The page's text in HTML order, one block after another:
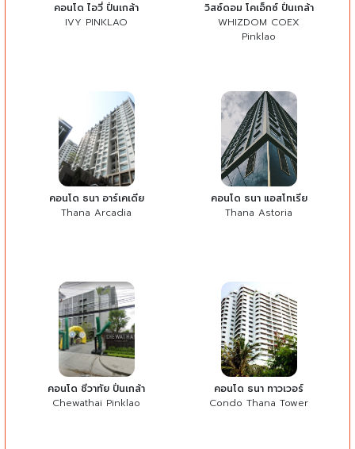
คอนโด ไอวี่ ปิ่นเกล้า
IVY PINKLAO
วิสซ์ดอม โคเอ็กซ์ ปิ่นเกล้า
WHIZDOM COEX
Pinklao
คอนโด ธนา อาร์เคเดีย
Thana Arcadia
คอนโด ธนา แอสโทเรีย
Thana Astoria
คอนโด ชีวาทัย ปิ่นเกล้า
Chewathai Pinklao
คอนโด ธนา ทาวเวอร์
Condo Thana Tower